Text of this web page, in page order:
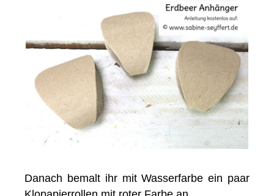
Danach bemalt ihr mit Wasserfarbe ein paar